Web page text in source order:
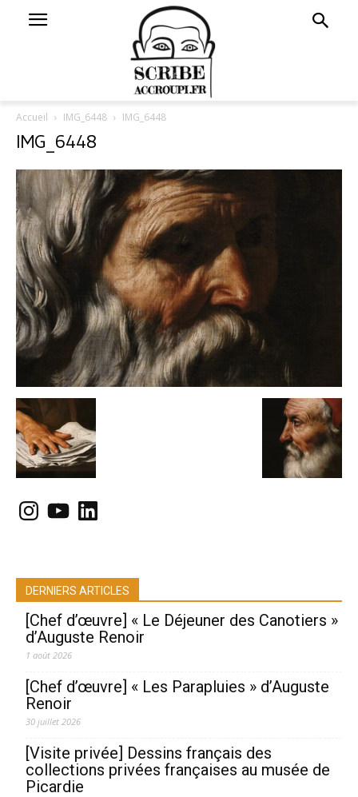
Accueil IMG_6448 IMG_6448
IMG_6448
Instagram
YouTubeLinkedIn
DERNIERS ARTICLES
[Chef d’œuvre] « Le Déjeuner des Canotiers »
d’Auguste Renoir
1 août 2026
[Chef d’œuvre] « Les Parapluies » d’Auguste
Renoir
30 juillet 2026
[Visite privée] Dessins français des
collections privées françaises au musée de
Picardie